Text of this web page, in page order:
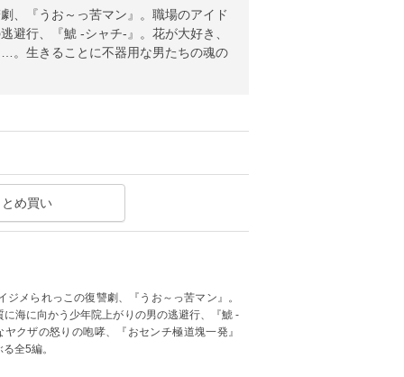
、『うお～っ苦マン』。職場のアイド
避行、『鯱 -シャチ-』。花が大好き、
。生きることに不器用な男たちの魂の
め買い
メられっこの復讐劇、『うお～っ苦マン』。
海に向かう少年院上がりの男の逃避行、『鯱 -
クザの怒りの咆哮、『おセンチ極道塊一発』
全5編。